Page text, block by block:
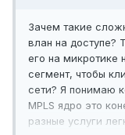
Зачем такие
влан на доступе?
его на микротике
сегмент, чтобы
сети? Я понимаю
MPLS ядро это
разные услуги